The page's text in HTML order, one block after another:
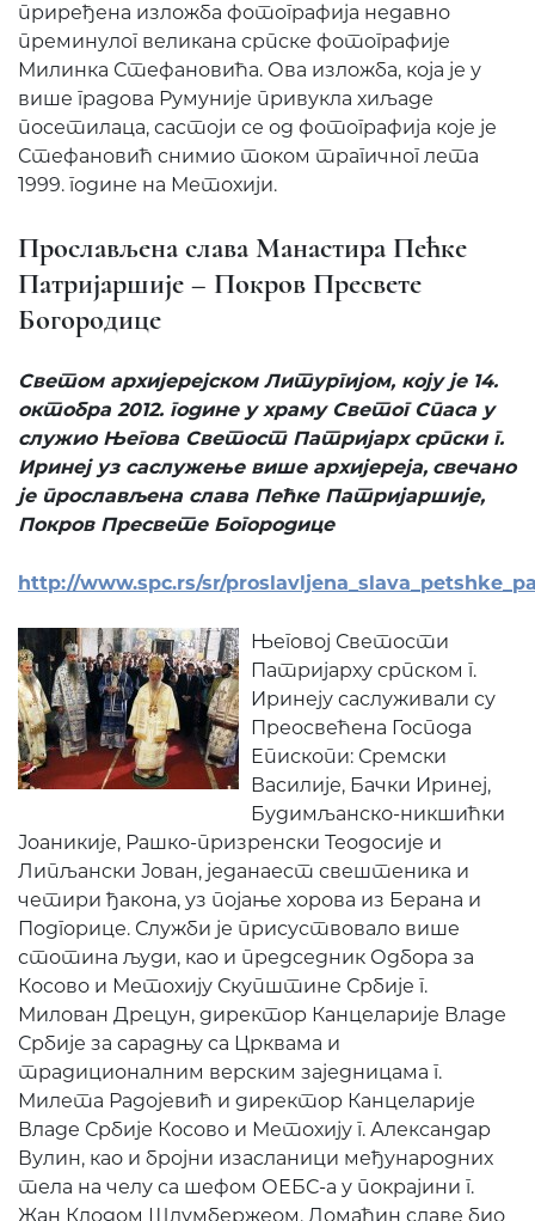
приређена изложба фотографија недавно
преминулог великана српске фотографије
Милинка Стефановића. Ова изложба, која је у
више градова Румуније привукла хиљаде
посетилаца, састоји се од фотографија које је
Стефановић снимио током трагичног лета
1999. године на Метохији.
Прослављена слава Манастира Пећке
Патријаршије – Покров Пресвете
Богородице
Светом aрхијерејском Литургијом, коју је 14.
октобра 2012. годинеу храму Светог Спаса у
служио Његова Светост Патријархсрпски г.
Иринеј уз саслужење више архијереја, свечано
је прослављена слава Пећке Патријаршије,
Покров Пресвете Богородице
http://www.spc.rs/sr/
Његовој Светости
Патријарху српском г.
Иринеју саслуживали су
Преосвећена Господа
Епископи: Сремски
Василије, Бачки Иринеј,
Будимљанско-никшићки
Јоаникије, Рашко-призренски Теодосије и
Липљански Јован, једанаест свештеника и
четири ђакона, уз појање хорова из Берана и
Подгорице. Служби је присуствовало више
стотина људи, као и председник Одбора за
Косово и Метохију Скупштине Србије г.
Милован Дрецун, директор Канцеларије Владе
Србије за сарадњу са Црквама и
традиционалним верским заједницама г.
Милета Радојевић и директор Канцеларије
Владе Србије Косово и Метохију г. Александар
Вулин, као и бројни изасланици међународних
тела на челу са шефом ОЕБС-а у покрајини г.
Жан Клодом Шлумбержеом. Домаћин славе био